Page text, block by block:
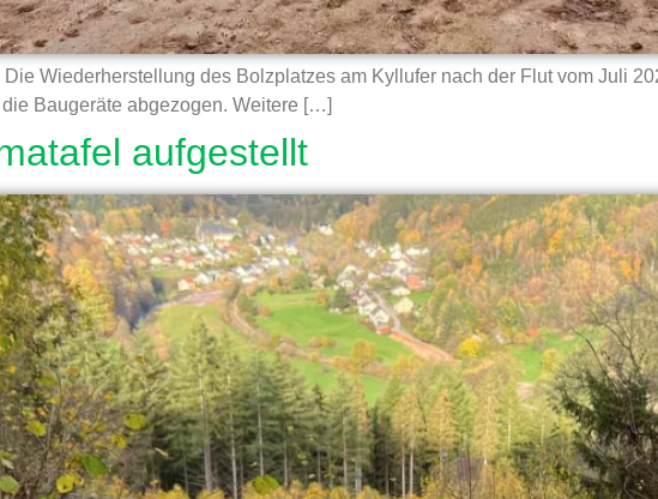
Die Wiederherstellung des Bolzplatzes am Kyllufer nach der Flut vom Juli
Baugeräte abgezogen. Weitere […]
aufgestellt